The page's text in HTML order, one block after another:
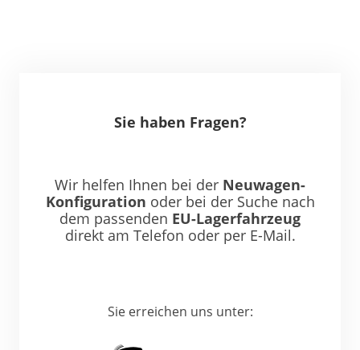
Sie haben Fragen?
Wir helfen Ihnen bei der Neuwagen-
Konfiguration oder bei der Suche nach
dem passenden EU-Lagerfahrzeug
direkt am Telefon oder per E-Mail.
Sie erreichen uns unter: